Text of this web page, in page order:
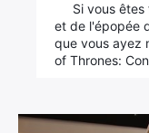
Si vous
et de l'épopée
que vous ayez
of Thrones: